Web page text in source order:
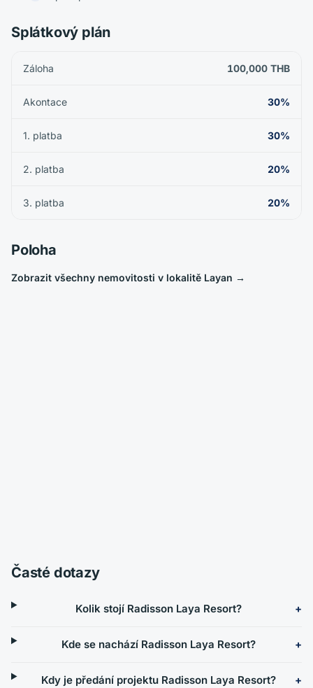
Splátkový plán
Záloha 100,000 THB
Akontace 30%
1. platba 30%
2. platba 20%
3. platba 20%
Poloha
Zobrazit všechny nemovitosti v lokalitě Layan →
Časté dotazy
Kolik stojí Radisson Laya Resort?
Kde se nachází Radisson Laya Resort?
Kdy je předání projektu Radisson Laya Resort?